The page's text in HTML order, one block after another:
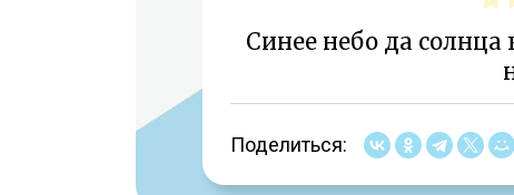
Синее небо да солнца
Поделиться: